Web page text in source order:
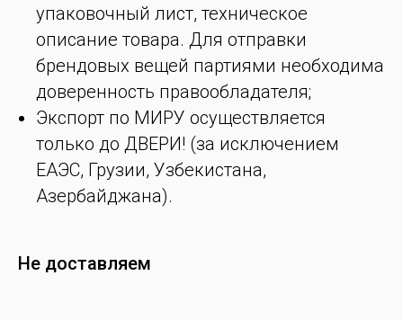
упаковочный лист, техническое
описание товара. Для отправки
брендовых вещей партиями необходима
доверенность правообладателя;
Экспорт по МИРУ осуществляется
только до ДВЕРИ! (за исключением
ЕАЭС, Грузии, Узбекистана,
Азербайджана).
Не доставляем